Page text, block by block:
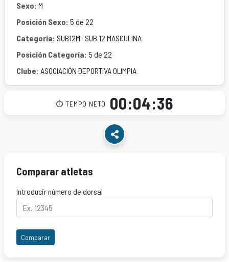
Sexo: M
Posición Sexo: 5 de 22
Categoría: SUB12M- SUB 12 MASCULINA
Posición Categoría: 5 de 22
Clube: ASOCIACIÓN DEPORTIVA OLIMPIA
⏱ TEMPO NETO 00:04:36
Comparar atletas
Introducir número de dorsal
Comparar